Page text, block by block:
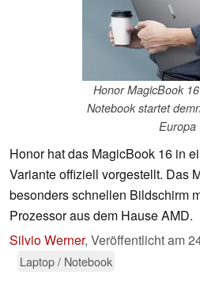
Honor MagicBook
Notebook startet
Europa
Honor hat das MagicBook 16 in
Variante offiziell vorgestellt. Das
besonders schnellen Bildschirm
Prozessor aus dem Hause AMD.
Silvio Werner, Veröffentlicht am
Laptop / Notebook